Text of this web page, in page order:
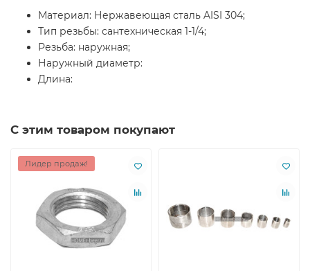
Материал: Нержавеющая сталь AISI 304;
Тип резьбы: сантехническая 1-1/4;
Резьба: наружная;
Наружный диаметр:
Длина:
С этим товаром покупают
Лидер продаж!